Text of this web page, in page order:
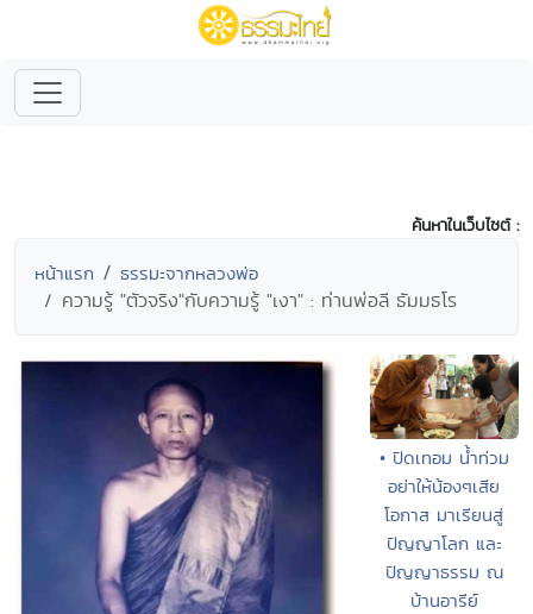
ค้นหาในเว็บไซต์ :
หน้าแรก ธรรมะจากหลวงพ่อ
ความรู้ "ตัวจริง"กับความรู้ "เงา" : ท่านพ่อลี ธัมมธโร
• ปิดเทอม น้ำท่วม
อย่าให้น้องๆเสีย
โอกาส มาเรียนสู่
ปัญญาโลก และ
ปัญญาธรรม ณ
บ้านอารีย์